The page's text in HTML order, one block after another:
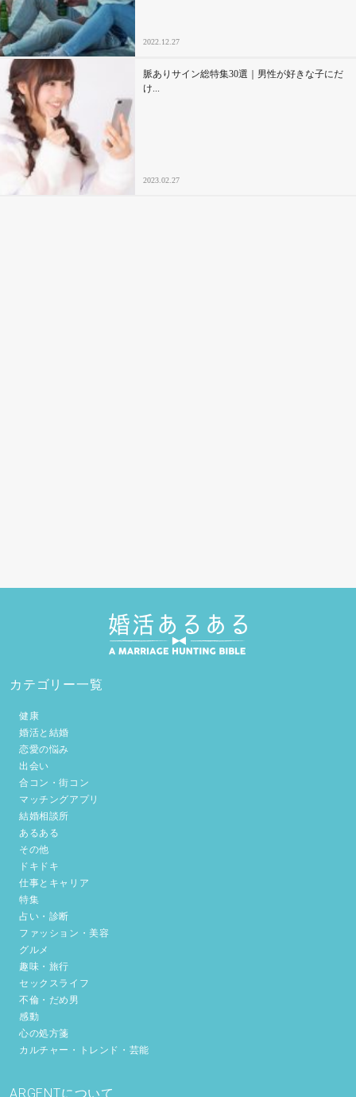
2022.12.27
脈ありサイン総特集30選｜男性が好きな子にだ
け...
2023.02.27
カテゴリー一覧
健康
婚活と結婚
恋愛の悩み
出会い
合コン・街コン
マッチングアプリ
結婚相談所
あるある
その他
ドキドキ
仕事とキャリア
特集
占い・診断
ファッション・美容
グルメ
趣味・旅行
セックスライフ
不倫・だめ男
感動
心の処方箋
カルチャー・トレンド・芸能
ARGENTについて